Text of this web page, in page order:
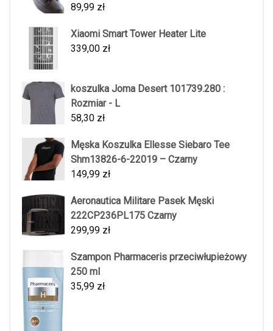
89,99 zł
Xiaomi Smart Tower Heater Lite
339,00 zł
koszulka Joma Desert 101739.280 :
Rozmiar - L
58,30 zł
Męska Koszulka Ellesse Siebaro Tee
Shm13826-6-22019 – Czarny
149,99 zł
Aeronautica Militare Pasek Męski
222CP236PL175 Czarny
299,99 zł
Szampon Pharmaceris przeciwłupieżowy
250 ml
35,99 zł